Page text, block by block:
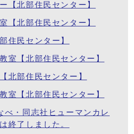
【北部住民センター】
【北部住民センター】
住民センター】
室【北部住民センター】
北部住民センター】
室【北部住民センター】
べ・同志社ヒューマンカレ
終了しました。